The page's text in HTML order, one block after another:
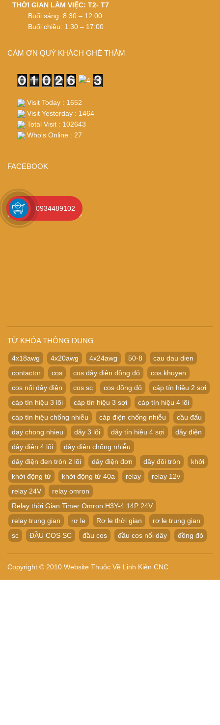
THỜI GIAN LÀM VIỆC: T2- T7
Buổi sáng: 8:30 – 12:00
Buổi chiều: 1:30 – 17:00
CÁM ƠN QUÝ KHÁCH GHÉ THĂM
Visit Today : 1652
Visit Yesterday : 1464
Total Visit : 102643
Who's Online : 27
FACEBOOK
BẢN ĐỒ CHỈ ĐƯỜNG
TỪ KHÓA THÔNG DỤNG
4x18awg 4x20awg 4x24awg 50-8
cau dau dien
contactor
cos cos dây điện đồng đỏ
cos khuyen
cos nối dây điện
cos sc cos đồng đỏ
cáp tín hiệu 2 sợi
cáp tín hiệu 3 lõi
cáp tín hiệu 3 sợi
cáp tín hiệu 4 lõi
cáp tín hiệu chống nhiễu
cáp điện chống nhiễu
cầu đấu
day chong nhieu
dây 3 lõi dây tín hiệu 4 sợi
dây điện
dây điện 4 lõi
dây điện chống nhiễu
dây điện đen tròn 2 lõi
dây điện đơn dây đôi tròn
khởi
khởi động từ
khởi động từ 40a relay
relay 12v
relay 24V
relay omron
Relay thời Gian Timer Omron H3Y-4 14P 24V
relay trung gian
rơ le Rơ le thời gian
rơ le trung gian
sc
ĐẦU COS SC đầu cos đầu cos nối dây đồng đỏ
Copyright © 2010 Website Thuộc Về Linh Kiện CNC
0934489102